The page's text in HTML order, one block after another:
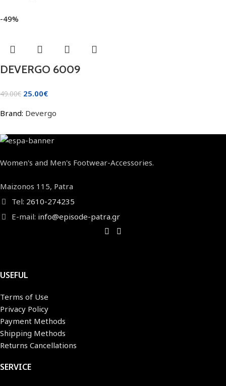
-49%
DEVERGO 6009
49.00€ 25.00€
Brand: Devergo
Women's and Men's Footwear-Accessories.
Maizonos 115, Patra
Tel: 2610-274235
E-mail: info@episode-patra.gr
USEFUL
Terms of Use
Privacy Policy
Payment Methods
Shipping Methods
Returns Cancellations
SERVICE